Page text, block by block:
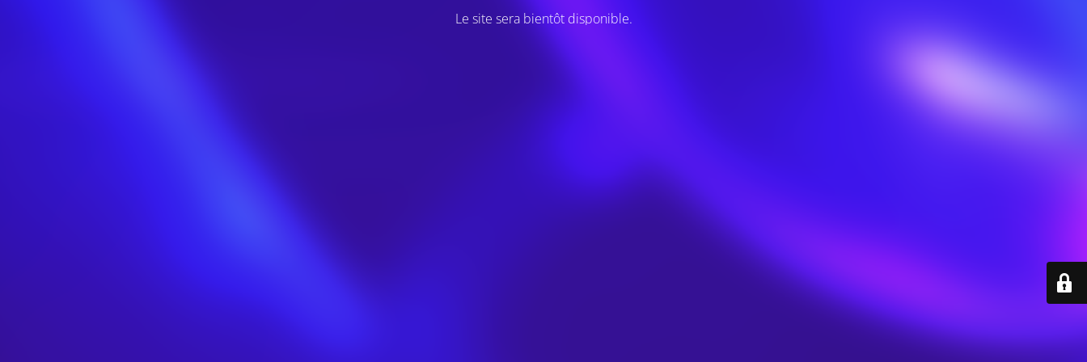
Le site sera bientôt disponible.